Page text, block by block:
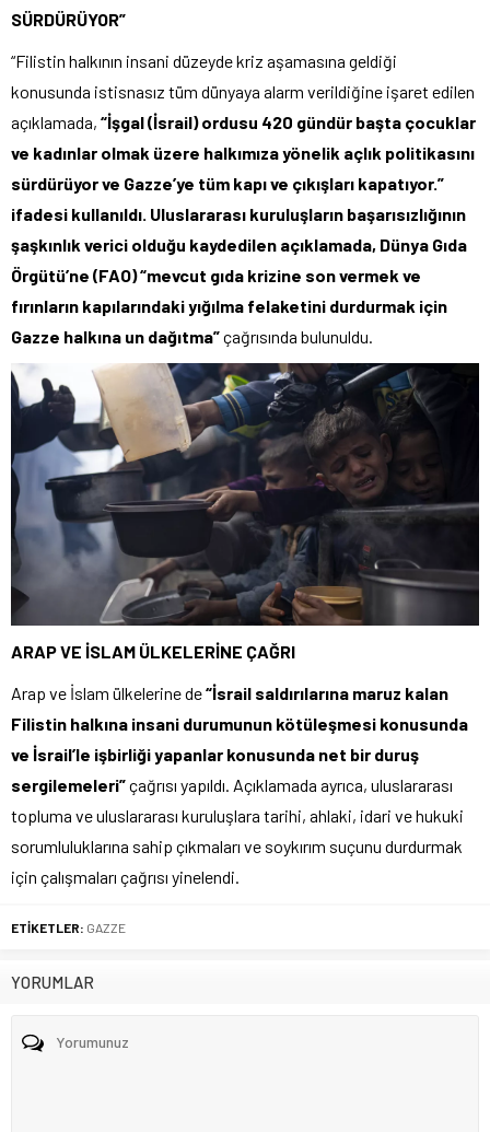
SÜRDÜRÜYOR”
“Filistin halkının insani düzeyde kriz aşamasına geldiği
konusunda istisnasız tüm dünyaya alarm verildiğine işaret edilen
açıklamada, “İşgal (İsrail) ordusu 420 gündür başta çocuklar
ve kadınlar olmak üzere halkımıza yönelik açlık politikasını
sürdürüyor ve Gazze’ye tüm kapı ve çıkışları kapatıyor.”
ifadesi kullanıldı. Uluslararası kuruluşların başarısızlığının
şaşkınlık verici olduğu kaydedilen açıklamada, Dünya Gıda
Örgütü’ne (FAO) “mevcut gıda krizine son vermek ve
fırınların kapılarındaki yığılma felaketini durdurmak için
Gazze halkına un dağıtma”çağrısında bulunuldu.
ARAP VE İSLAM ÜLKELERİNE ÇAĞRI
Arap ve İslam ülkelerine de“İsrail saldırılarına maruz kalan
Filistin halkına insani durumunun kötüleşmesi konusunda
ve İsrail’le işbirliği yapanlar konusunda net bir duruş
sergilemeleri”çağrısı yapıldı. Açıklamada ayrıca, uluslararası
topluma ve uluslararası kuruluşlara tarihi, ahlaki, idari ve hukuki
sorumluluklarına sahip çıkmaları ve soykırım suçunu durdurmak
için çalışmaları çağrısı yinelendi.
ETİKETLER: GAZZE
YORUMLAR